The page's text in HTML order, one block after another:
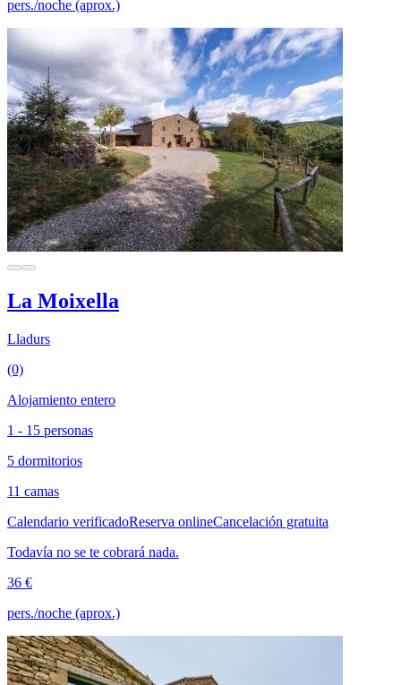
pers./noche (aprox.)
La Moixella
Lladurs
(0)
Alojamiento entero
1 - 15 personas
5 dormitorios
11 camas
Calendario verificadoReserva onlineCancelación gratuita
Todavía no se te cobrará nada.
36 €
pers./noche (aprox.)